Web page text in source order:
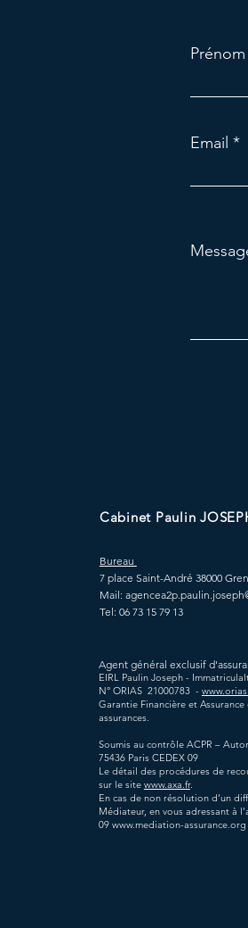
Prénom
Email
Cabinet Paulin
Bureau
7 place Saint-André 38000
Mail:
Tel: 06 73 15 79 13
Agent général exclusif
EIRL Paulin Joseph -
N° ORIAS 21000783 -
Garantie Financière et
assurances.
Soumis au contrôle ACPR –
75436 Paris CEDEX 09
Le détail des procédures de
sur le site www.axa.fr.
En cas de non résolution d’un
Médiateur, en vous adressant à
09 www.mediation-assurance.org